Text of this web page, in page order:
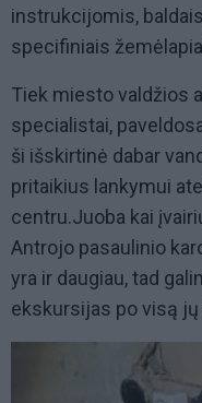
instrukcijomis,
specifiniais
Tiek miesto valdžios
specialistai,
ši išskirtinė dabar
pritaikius lankymui
centru.Juoba kai
Antrojo pasaulinio
yra ir daugiau, tad
ekskursijas po visą jų